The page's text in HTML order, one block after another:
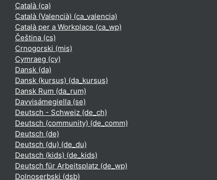
Català ‎(ca)‎
Català (Valencià) ‎(ca_valencia)‎
Català per a Workplace ‎(ca_wp)‎
Čeština ‎(cs)‎
Crnogorski ‎(mis)‎
Cymraeg ‎(cy)‎
Dansk ‎(da)‎
Dansk (kursus) ‎(da_kursus)‎
Dansk Rum ‎(da_rum)‎
Davvisámegiella ‎(se)‎
Deutsch - Schweiz ‎(de_ch)‎
Deutsch (community) ‎(de_comm)‎
Deutsch ‎(de)‎
Deutsch (du) ‎(de_du)‎
Deutsch (kids) ‎(de_kids)‎
Deutsch für Arbeitsplatz ‎(de_wp)‎
Dolnoserbski ‎(dsb)‎